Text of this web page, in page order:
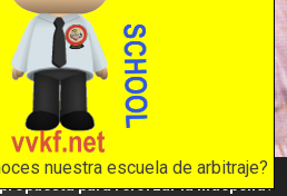
nuestra escuela de arbitraje?
internet
en internet
reforzar la independencia arbitral